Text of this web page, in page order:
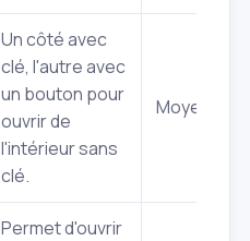
Un côté avec
clé, l'autre avec
un bouton pour
ouvrir de
l'intérieur sans
clé.
Moyen
Permet d'ouvrir